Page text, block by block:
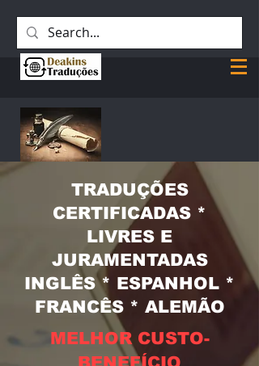
TRADUÇÕES
CERTIFICADAS *
LIVRES E
JURAMENTADAS
INGLÊS * ESPANHOL *
FRANCÊS * ALEMÃO
MELHOR CUSTO-